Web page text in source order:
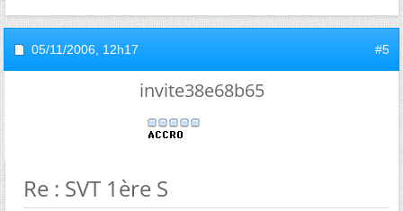
05/11/2006, 12h17 #5
invite38e68b65
Re : SVT 1ère S